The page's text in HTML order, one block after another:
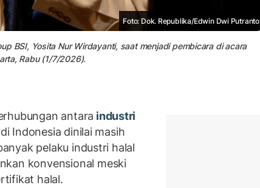
Foto: Dok. Republika/Edwin Dwi Putranto
BSI, Yosita Nur Wirdayanti, saat menjadi pembicara di acara
Rabu (1/7/2026).
antara industri
Indonesia dinilai masih
pelaku industri halal
konvensional meski
halal.